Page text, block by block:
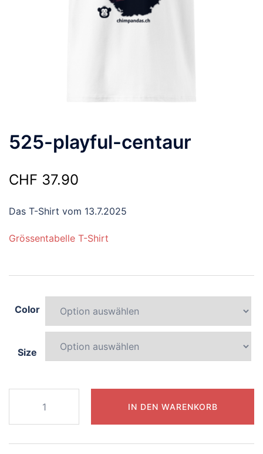
525-playful-centaur
CHF 37.90
Das T-Shirt vom 13.7.2025
Grössentabelle T-Shirt
Color
Size
centaur
Menge
IN DEN WARENKORB